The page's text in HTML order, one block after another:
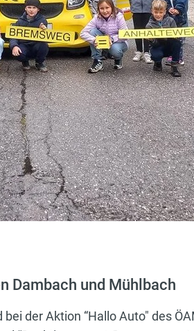
Dambach und Mühlbach
der Aktion “Hallo Auto" des